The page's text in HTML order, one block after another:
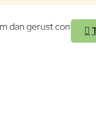
gerust contact